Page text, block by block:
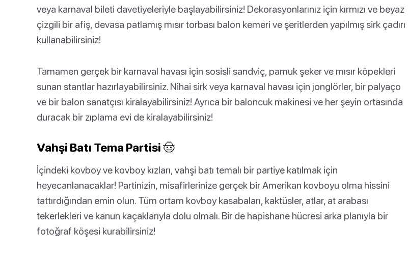
veya karnaval bileti davetiyeleriyle başlayabilirsiniz! Dekorasyonlarınız için kırmızı ve beyaz
çizgili bir afiş, devasa patlamış mısır torbası balon kemeri ve şeritlerden yapılmış sirk çadırı
kullanabilirsiniz!
Tamamen gerçek bir karnaval havası için sosisli sandviç, pamuk şeker ve mısır köpekleri
sunan stantlar hazırlayabilirsiniz. Nihai sirk veya karnaval havası için jonglörler, bir palyaço
ve bir balon sanatçısı kiralayabilirsiniz! Ayrıca bir baloncuk makinesi ve her şeyin ortasında
duracak bir zıplama evi de kiralayabilirsiniz!
Vahşi Batı Tema Partisi 🤠
İçindeki kovboy ve kovboy kızları, vahşi batı temalı bir partiye katılmak için
heyecanlanacaklar! Partinizin, misafirlerinize gerçek bir Amerikan kovboyu olma hissini
tattırdığından emin olun. Tüm ortam kovboy kasabaları, kaktüsler, atlar, at arabası
tekerlekleri ve kanun kaçaklarıyla dolu olmalı. Bir de hapishane hücresi arka planıyla bir
fotoğraf köşesi kurabilirsiniz!